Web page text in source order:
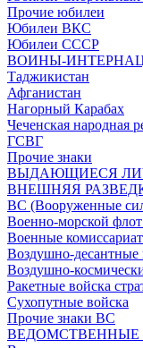
Прочие юбилеи
Юбилеи ВКС
Юбилеи СССР
ВОИНЫ-
Таджикистан
Афганистан
Нагорный Карабах
Чеченская народная
ГСВГ
Прочие знаки
ВЫДАЮЩИЕСЯ
ВНЕШНЯЯ
ВС (Вооруженные
Военно-морской
Военные
Воздушно-
Воздушно-
Ракетные войска
Сухопутные войска
Прочие знаки ВС
ВЕДОМСТВЕННЫЕ